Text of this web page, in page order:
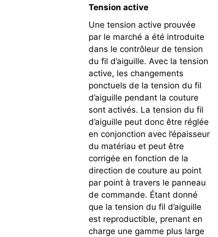
Tension active
Une tension active prouvée
par le marché a été introduite
dans le contrôleur de tension
du fil d’aiguille. Avec la tension
active, les changements
ponctuels de la tension du fil
d’aiguille pendant la couture
sont activés. La tension du fil
d’aiguille peut donc être réglée
en conjonction avec l’épaisseur
du matériau et peut être
corrigée en fonction de la
direction de couture au point
par point à travers le panneau
de commande. Étant donné
que la tension du fil d’aiguille
est reproductible, prenant en
charge une gamme plus large